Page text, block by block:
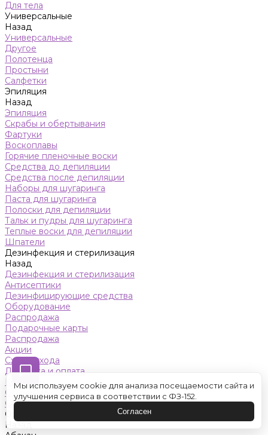
Для тела
Универсальные
Назад
Универсальные
Другое
Полотенца
Простыни
Салфетки
Эпиляция
Назад
Эпиляция
Скрабы и обертывания
Фартуки
Воскоплавы
Горячие пленочные воски
Средства до депиляции
Средства после депиляции
Наборы для шугаринга
Паста для шугаринга
Полоски для депиляции
Тальк и пудры для шугаринга
Теплые воски для депиляции
Шпатели
Дезинфекция и стерилизация
Назад
Дезинфекция и стерилизация
Антисептики
Дезинфицирующие средства
Оборудование
Распродажа
Подарочные карты
Распродажа
Акции
Схемы ухода
Доставка и оплата
Контакты
Обучение
Салон красоты
Оренбург
Назад
Мы используем cookie для анализа посещаемости сайта и
улучшения сервиса в соответствии с ФЗ-152.
Согласен